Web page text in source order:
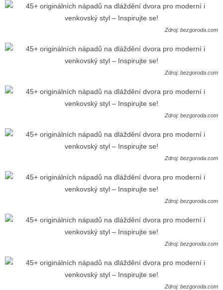
Zdroj: bezgoroda.com
Zdroj: bezgoroda.com
Zdroj: bezgoroda.com
Zdroj: bezgoroda.com
Zdroj: bezgoroda.com
Zdroj: bezgoroda.com
Zdroj: bezgoroda.com